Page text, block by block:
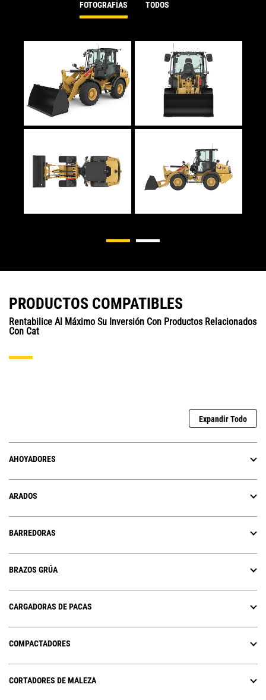
FOTOGRAFÍAS TODOS
PRODUCTOS COMPATIBLES
Rentabilice Al Máximo Su Inversión Con Productos Relacionados
Con Cat
Expandir Todo
AHOYADORES
ARADOS
BARREDORAS
BRAZOS GRÚA
CARGADORAS DE PACAS
COMPACTADORES
CORTADORES DE MALEZA